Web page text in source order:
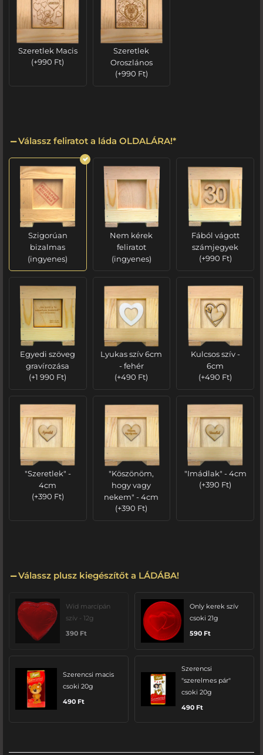
Szeretlek Macis
(+990 Ft)
Szeretlek
Oroszlános
(+990 Ft)
Válassz feliratot a láda OLDALÁRA!*
Szigorúan
bizalmas
(ingyenes)
Nem kérek
feliratot
(ingyenes)
Fából vágott
számjegyek
(+990 Ft)
Egyedi szöveg
gravírozása
(+1 990 Ft)
Lyukas szív 6cm
- fehér
(+490 Ft)
Kulcsos szív -
6cm
(+490 Ft)
"Szeretlek" -
4cm
(+390 Ft)
"Köszönöm,
hogy vagy
nekem" - 4cm
(+390 Ft)
"Imádlak" - 4cm
(+390 Ft)
Válassz plusz kiegészítőt a LÁDÁBA!
Wid marcípán
szív - 12g
390 Ft
Only kerek szív
csoki 21g
590 Ft
Szerencsi macis
csoki 20g
490 Ft
Szerencsi
"szerelmes pár"
csoki 20g
490 Ft